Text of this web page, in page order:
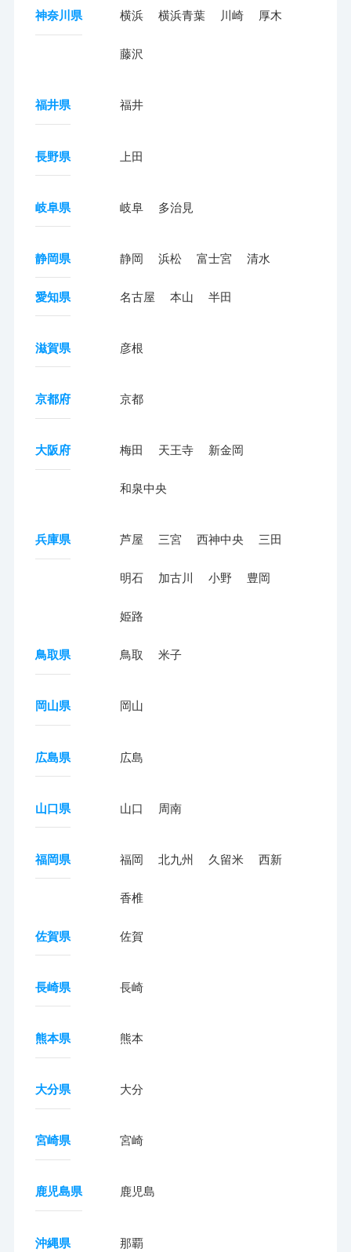
神奈川県 横浜 横浜青葉 川崎 厚木
藤沢
福井県 福井
長野県 上田
岐阜県 岐阜 多治見
静岡県 静岡 浜松 富士宮 清水
愛知県 名古屋 本山 半田
滋賀県 彦根
京都府 京都
大阪府 梅田 天王寺 新金岡
和泉中央
兵庫県 芦屋 三宮 西神中央 三田
明石 加古川 小野 豊岡
姫路
鳥取県 鳥取 米子
岡山県 岡山
広島県 広島
山口県 山口 周南
福岡県 福岡 北九州 久留米 西新
香椎
佐賀県 佐賀
長崎県 長崎
熊本県 熊本
大分県 大分
宮崎県 宮崎
鹿児島県 鹿児島
沖縄県 那覇